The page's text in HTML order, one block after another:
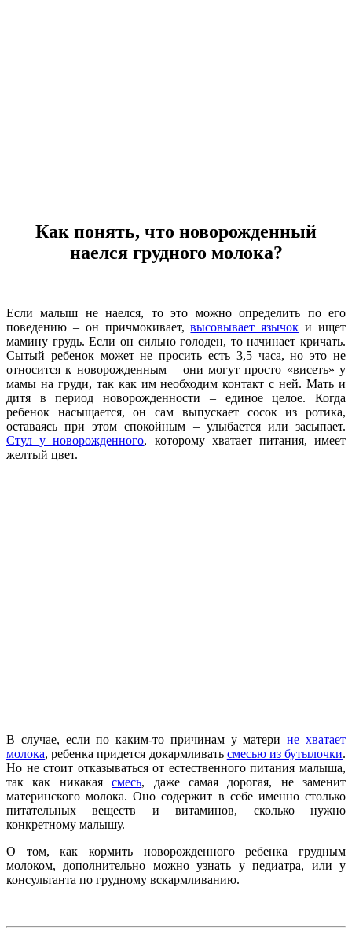
Как понять, что новорожденный
наелся грудного молока?
Если малыш не наелся, то это можно определить по его
поведению – он причмокивает,высовывает язычок и ищет
мамину грудь. Если он сильно голоден, то начинает кричать.
Сытый ребенок может не просить есть 3,5 часа, но это не
относится к новорожденным – они могут просто «висеть» у
мамы на груди, так как им необходим контакт с ней. Мать и
дитя в период новорожденности – единое целое. Когда
ребенок насыщается, он сам выпускает сосок из ротика,
оставаясь при этом спокойным – улыбается или засыпает.
Стул у новорожденного, которому хватает питания, имеет
желтый цвет.
В случае, если по каким-то причинам у материне хватает
молока, ребенка придется докармливать смесью из бутылочки.
Но не стоит отказываться от естественного питания малыша,
так как никакаясмесь, даже самая дорогая, не заменит
материнского молока. Оно содержит в себе именно столько
питательных веществ и витаминов, сколько нужно
конкретному малышу.
О том, как кормить новорожденного ребенка грудным
молоком, дополнительно можно узнать у педиатра, или у
консультанта по грудному вскармливанию.